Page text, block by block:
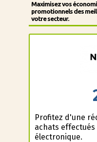
Maximisez vos
promotionnels des
votre secteur.
Profitez d'une
achats effectués
électronique.